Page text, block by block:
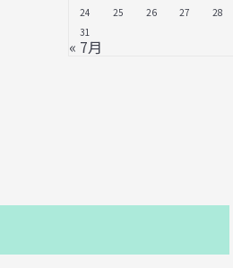
24
25 26 27 28
31
« 7月